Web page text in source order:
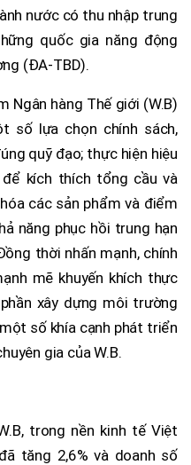
nước có thu nhập trung
quốc gia năng động
(ĐA-TBD).
Ngân hàng Thế giới (W.B)
số lựa chọn chính sách,
quỹ đạo; thực hiện hiệu
kích thích tổng cầu và
các sản phẩm và điểm
năng phục hồi trung hạn
thời nhấn mạnh, chính
mẽ khuyến khích thực
xây dựng môi trường
số khía cạnh phát triển
gia của W.B.
trong nền kinh tế Việt
tăng 2,6% và doanh số